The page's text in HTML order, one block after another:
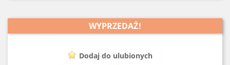
WYPRZEDAŻ!
Dodaj do ulubionych